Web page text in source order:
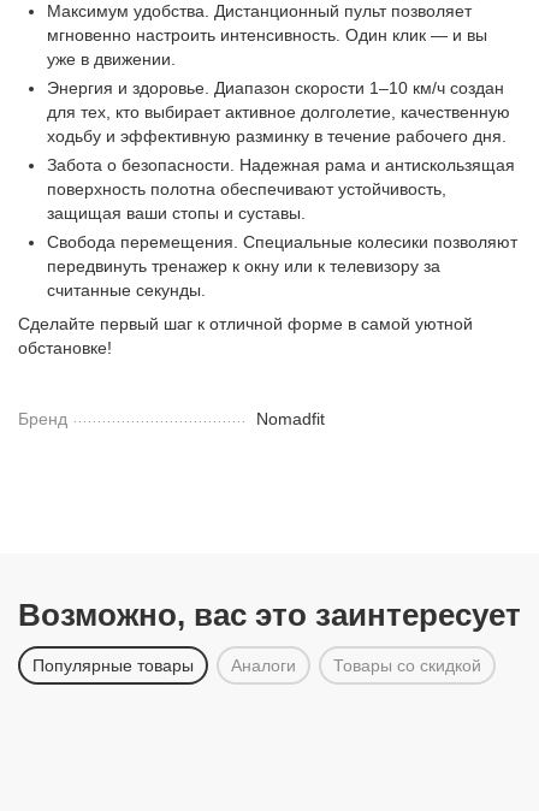
Максимум удобства. Дистанционный пульт позволяет
мгновенно настроить интенсивность. Один клик — и вы
уже в движении.
Энергия и здоровье. Диапазон скорости 1–10 км/ч создан
для тех, кто выбирает активное долголетие, качественную
ходьбу и эффективную разминку в течение рабочего дня.
Забота о безопасности. Надежная рама и антискользящая
поверхность полотна обеспечивают устойчивость,
защищая ваши стопы и суставы.
Свобода перемещения. Специальные колесики позволяют
передвинуть тренажер к окну или к телевизору за
считанные секунды.
Сделайте первый шаг к отличной форме в самой уютной
обстановке!
Бренд Nomadfit
Возможно, вас это заинтересует
Популярные товары Аналоги Товары со скидкой